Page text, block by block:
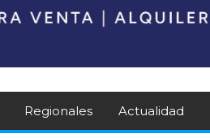
Regionales Actualidad